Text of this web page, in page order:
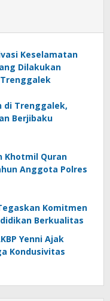
Keselamatan
Dilakukan
di Trenggalek,
Berjibaku
Khotmil Quran
Anggota Polres
Komitmen
Berkualitas
Yenni Ajak
Kondusivitas